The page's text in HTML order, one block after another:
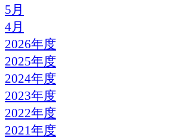
5月
4月
2026年度
2025年度
2024年度
2023年度
2022年度
2021年度